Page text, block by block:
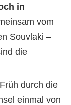
in
vom
Souvlaki –
die
durch die
einmal von